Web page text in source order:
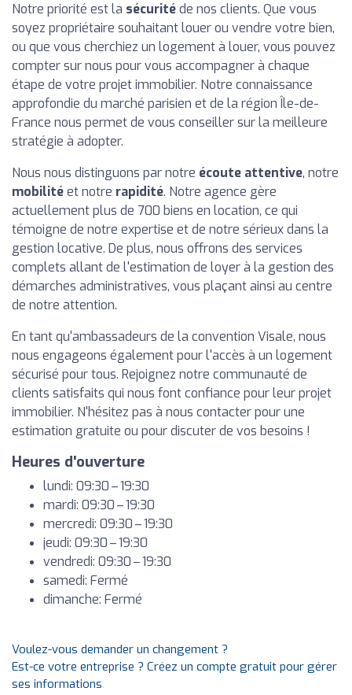
Notre priorité est la sécuritéde nos clients. Que vous
soyez propriétaire souhaitant louer ou vendre votre bien,
ou que vous cherchiez un logement à louer, vous pouvez
compter sur nous pour vous accompagner à chaque
étape de votre projet immobilier. Notre connaissance
approfondie du marché parisien et de la région Île-de-
France nous permet de vous conseiller sur la meilleure
stratégie à adopter.
Nous nous distinguons par notre écoute attentive, notre
mobilitéet notre rapidité. Notre agence gère
actuellement plus de 700 biens en location, ce qui
témoigne de notre expertise et de notre sérieux dans la
gestion locative. De plus, nous offrons des services
complets allant de l'estimation de loyer à la gestion des
démarches administratives, vous plaçant ainsi au centre
de notre attention.
En tant qu'ambassadeurs de la convention Visale, nous
nous engageons également pour l'accès à un logement
sécurisé pour tous. Rejoignez notre communauté de
clients satisfaits qui nous font confiance pour leur projet
immobilier. N'hésitez pas à nous contacter pour une
estimation gratuite ou pour discuter de vos besoins !
Heures d'ouverture
lundi: 09:30 – 19:30
mardi: 09:30 – 19:30
mercredi: 09:30 – 19:30
jeudi: 09:30 – 19:30
vendredi: 09:30 – 19:30
samedi: Fermé
dimanche: Fermé
Voulez-vous demander un changement ?
Est-ce votre entreprise ? Créez un compte gratuit pour gérer
ses informations